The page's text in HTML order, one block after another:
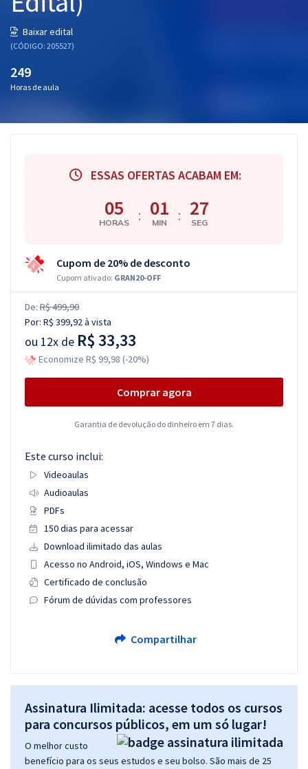
Questões grátis
Conteúdo gratuito
Blog
Baixar edital
(CÓDIGO: 205527)
249
Horas de aula
ESSAS OFERTAS ACABAM EM:
05
HORAS : 01
MIN : 26
SEG
Cupom de 20% de desconto
Cupom ativado: GRAN20-OFF
De: R$ 499,90
Por: R$ 399,92à vista
ou 12x de R$ 33,33
Economize R$ 99,98 (-20%)
Comprar agora
Garantia de devolução do dinheiro em 7 dias.
Este curso inclui:
Videoaulas
Audioaulas
PDFs
150 dias para acessar
Download ilimitado das aulas
Acesso no Android, iOS, Windows e Mac
Certificado de conclusão
Fórum de dúvidas com professores
Compartilhar
Assinatura Ilimitada: acesse todos os cursos
para concursos públicos, em um só lugar!
O melhor custo
benefício para os seus estudos e seu bolso. São mais de 25